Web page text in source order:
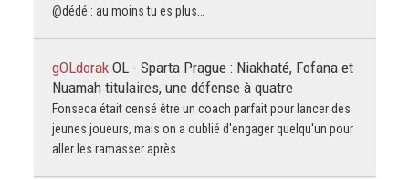
@dédé : au moins tu es plus…
gOLdorak OL - Sparta Prague : Niakhaté, Fofana et
Nuamah titulaires, une défense à quatre
Fonseca était censé être un coach parfait pour lancer des
jeunes joueurs, mais on a oublié d'engager quelqu'un pour
aller les ramasser après.